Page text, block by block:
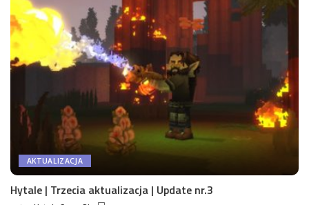
AKTUALIZACJA
Hytale | Trzecia aktualizacja | Update nr.3